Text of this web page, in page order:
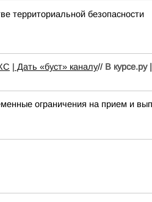
территориальной безопасности
| Дать «буст» каналу// В
ограничения на прием и